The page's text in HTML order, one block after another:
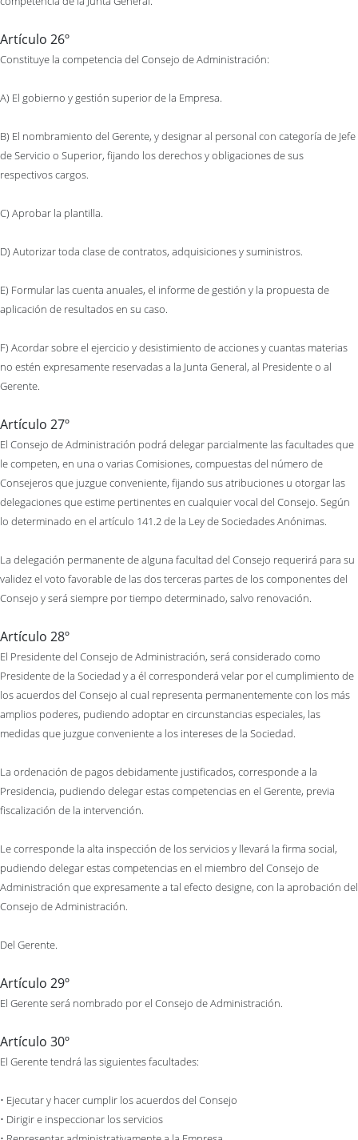
Artículo 26º
Constituye la competencia del Consejo de Administración:
A) El gobierno y gestión superior de la Empresa.
B) El nombramiento del Gerente, y designar al personal con categoría de Jefe
de Servicio o Superior, fijando los derechos y obligaciones de sus
respectivos cargos.
C) Aprobar la plantilla.
D) Autorizar toda clase de contratos, adquisiciones y suministros.
E) Formular las cuenta anuales, el informe de gestión y la propuesta de
aplicación de resultados en su caso.
F) Acordar sobre el ejercicio y desistimiento de acciones y cuantas materias
no estén expresamente reservadas a la Junta General, al Presidente o al
Gerente.
Artículo 27º
El Consejo de Administración podrá delegar parcialmente las facultades que
le competen, en una o varias Comisiones, compuestas del número de
Consejeros que juzgue conveniente, fijando sus atribuciones u otorgar las
delegaciones que estime pertinentes en cualquier vocal del Consejo. Según
lo determinado en el artículo 141.2 de la Ley de Sociedades Anónimas.
La delegación permanente de alguna facultad del Consejo requerirá para su
validez el voto favorable de las dos terceras partes de los componentes del
Consejo y será siempre por tiempo determinado, salvo renovación.
Artículo 28º
El Presidente del Consejo de Administración, será considerado como
Presidente de la Sociedad y a él corresponderá velar por el cumplimiento de
los acuerdos del Consejo al cual representa permanentemente con los más
amplios poderes, pudiendo adoptar en circunstancias especiales, las
medidas que juzgue conveniente a los intereses de la Sociedad.
La ordenación de pagos debidamente justificados, corresponde a la
Presidencia, pudiendo delegar estas competencias en el Gerente, previa
fiscalización de la intervención.
Le corresponde la alta inspección de los servicios y llevará la firma social,
pudiendo delegar estas competencias en el miembro del Consejo de
Administración que expresamente a tal efecto designe, con la aprobación del
Consejo de Administración.
Del Gerente.
Artículo 29º
El Gerente será nombrado por el Consejo de Administración.
Artículo 30º
El Gerente tendrá las siguientes facultades:
• Ejecutar y hacer cumplir los acuerdos del Consejo
• Dirigir e inspeccionar los servicios